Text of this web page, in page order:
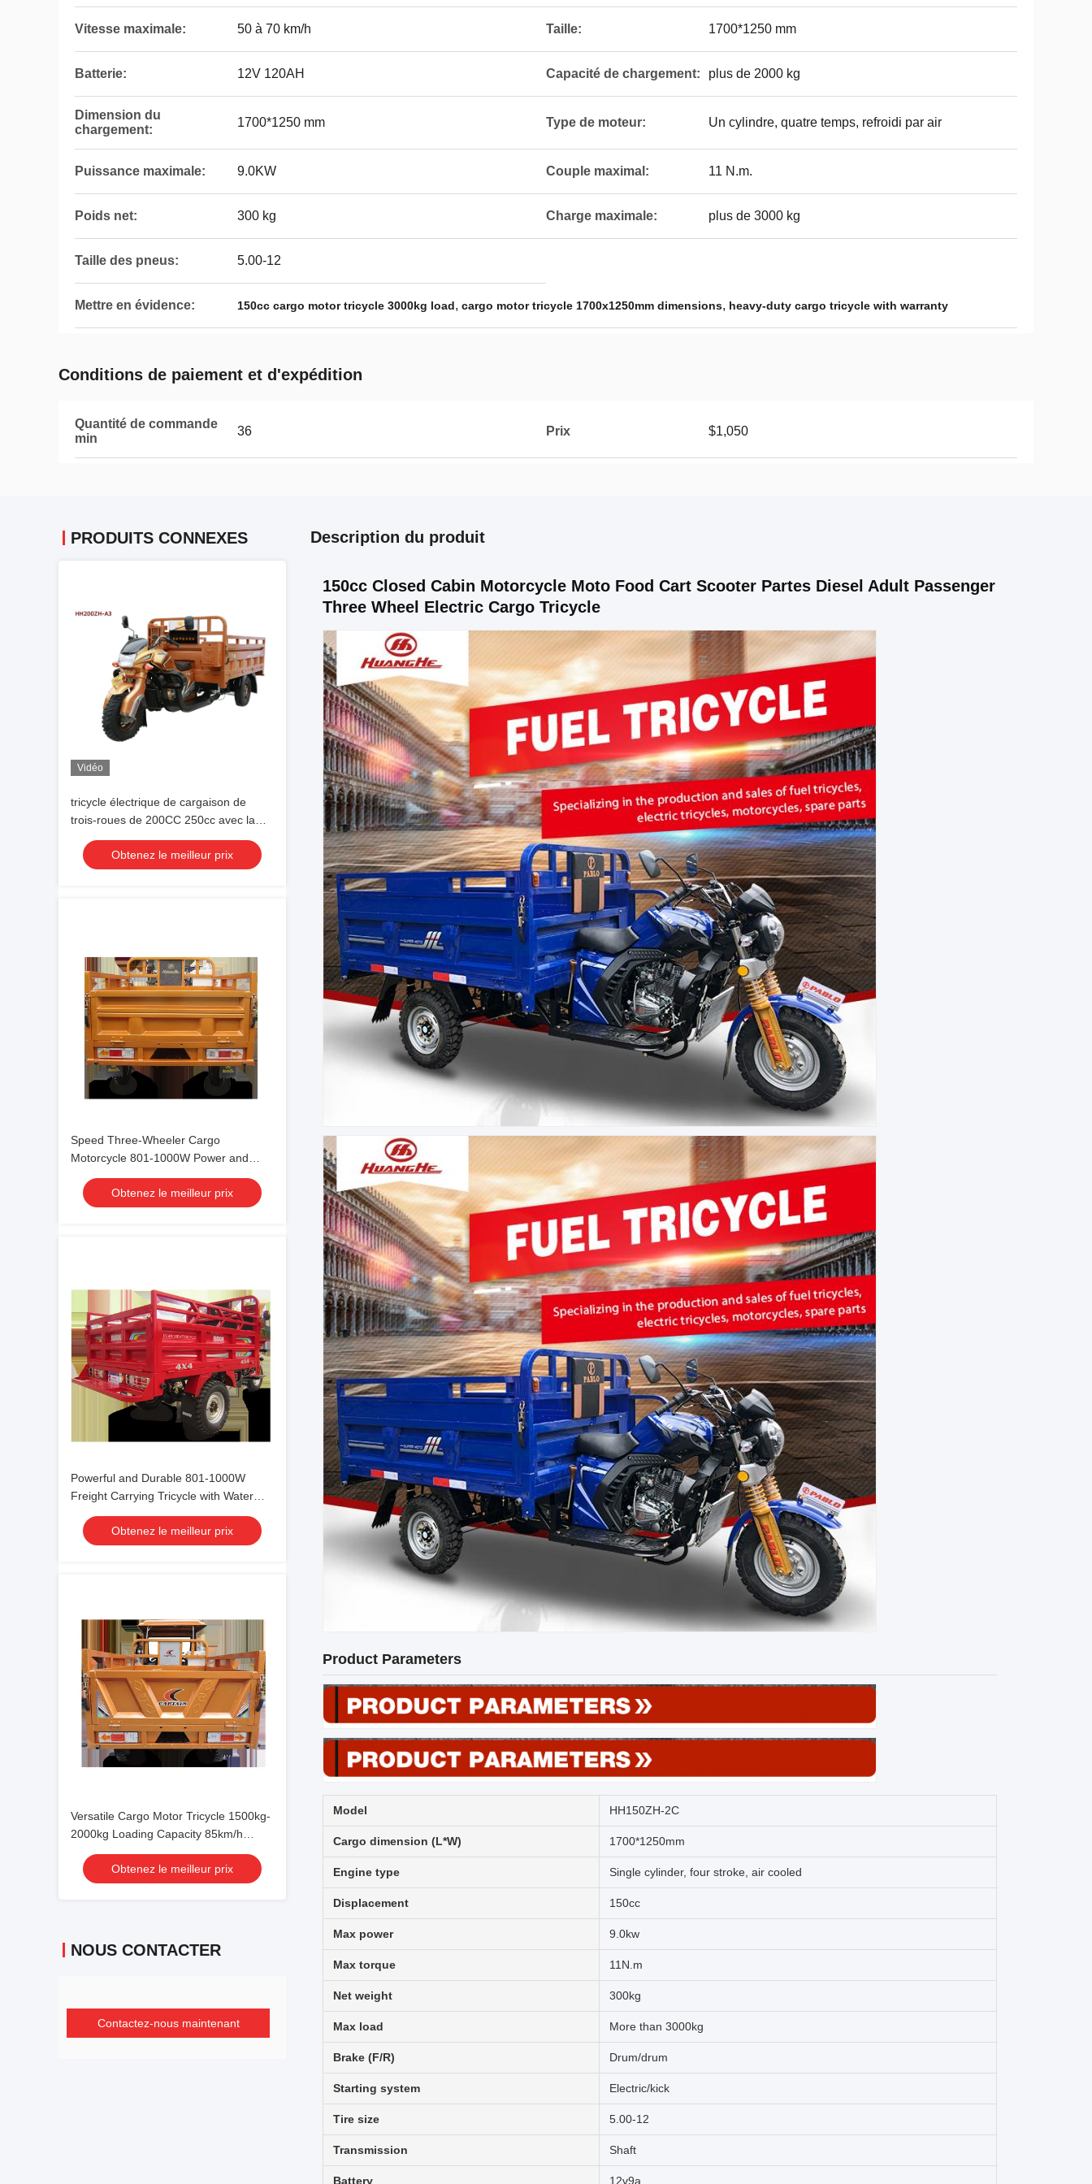
Vitesse maximale: 50 à 70 km/h Taille: 1700*1250 mm
Batterie: 12V 120AH Capacité de chargement: plus de 2000 kg
Dimension du
chargement:
1700*1250 mm Type de moteur: Un cylindre, quatre temps, refroidi par air
Puissance maximale: 9.0KW Couple maximal: 11 N.m.
Poids net: 300 kg Charge maximale: plus de 3000 kg
Taille des pneus: 5.00-12
Mettre en évidence: 150cc cargo motor tricycle 3000kg load, cargo motor tricycle 1700x1250mm dimensions, heavy-duty cargo tricycle with warranty
Conditions de paiement et d'expédition
Quantité de commande
min
36 Prix $1,050
PRODUITS CONNEXES
Vidéo
tricycle électrique de cargaison de
trois-roues de 200CC 250cc avec la
belle fourchette lourde
Obtenez le meilleur prix
Speed Three-Wheeler Cargo
Motorcycle 801-1000W Power and
Maximum Speed of 60km for Transport
Needs
Obtenez le meilleur prix
Powerful and Durable 801-1000W
Freight Carrying Tricycle with Water
Cooled Cooling Type
Obtenez le meilleur prix
Versatile Cargo Motor Tricycle 1500kg-
2000kg Loading Capacity 85km/h
Speed and 3.8L/100km Fuel
ConsumptionObtenez le meilleur prix
NOUS CONTACTER
Contactez-nous maintenant
Description du produit
150cc Closed Cabin Motorcycle Moto Food Cart Scooter Partes Diesel Adult Passenger
Three Wheel Electric Cargo Tricycle
Product Parameters
Model HH150ZH-2C
Cargo dimension (L*W) 1700*1250mm
Engine type Single cylinder, four stroke, air cooled
Displacement 150cc
Max power 9.0kw
Max torque 11N.m
Net weight 300kg
Max load More than 3000kg
Brake (F/R) Drum/drum
Starting system Electric/kick
Tire size 5.00-12
Transmission Shaft
Battery 12v9a